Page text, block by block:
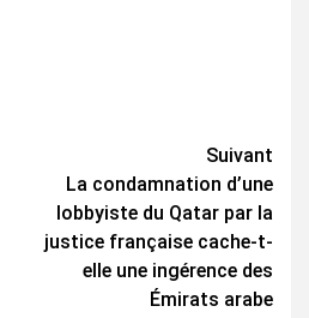
Suivant
La condamnation d’une
lobbyiste du Qatar par la
justice française cache-t-
elle une ingérence des
Émirats arabe